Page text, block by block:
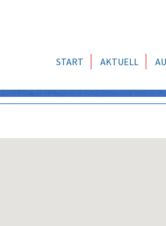
START AKTUELL